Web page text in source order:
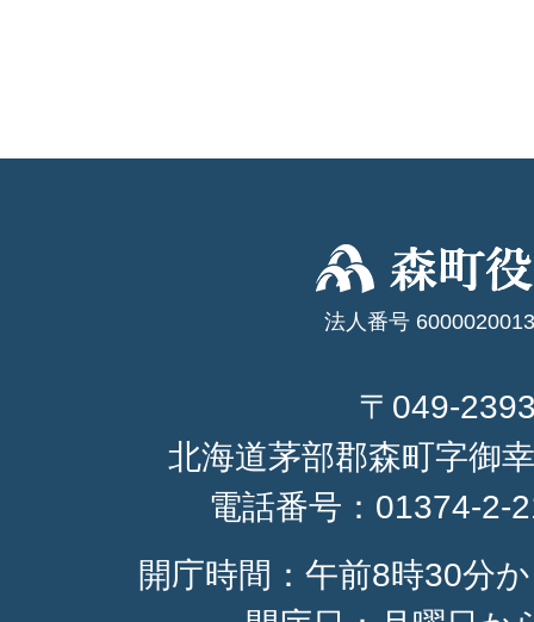
法人番号
〒049-
北海道茅部郡森町字御
電話番号： 01374-2-
開庁時間：午前8時30分